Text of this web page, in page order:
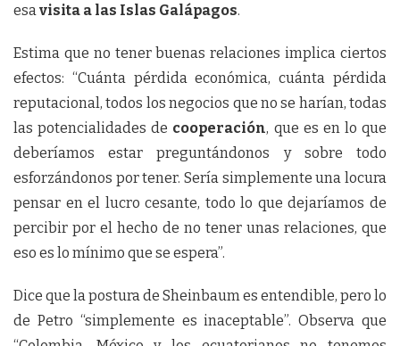
esa visita a las Islas Galápagos.
Estima que no tener buenas relaciones implica ciertos
efectos: “Cuánta pérdida económica, cuánta pérdida
reputacional, todos los negocios que no se harían, todas
las potencialidades de cooperación, que es en lo que
deberíamos estar preguntándonos y sobre todo
esforzándonos por tener. Sería simplemente una locura
pensar en el lucro cesante, todo lo que dejaríamos de
percibir por el hecho de no tener unas relaciones, que
eso es lo mínimo que se espera”.
Dice que la postura de Sheinbaum es entendible, pero lo
de Petro “simplemente es inaceptable”. Observa que